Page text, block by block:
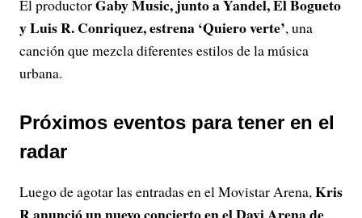
El productorGaby Music, junto a Yandel, El Bogueto
y Luis R. Conriquez, estrena ‘Quiero verte’, una
canción que mezcla diferentes estilos de la música
urbana.
Próximos eventos para tener en el
radar
Luego de agotar las entradas en el Movistar Arena,Kris